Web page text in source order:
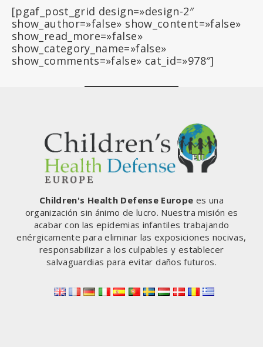
[pgaf_post_grid design=»design-2″
show_author=»false» show_content=»false»
show_read_more=»false»
show_category_name=»false»
show_comments=»false» cat_id=»978″]
Children's Health Defense Europe es una
organización sin ánimo de lucro. Nuestra misión es
acabar con las epidemias infantiles trabajando
enérgicamente para eliminar las exposiciones nocivas,
responsabilizar a los culpables y establecer
salvaguardias para evitar daños futuros.